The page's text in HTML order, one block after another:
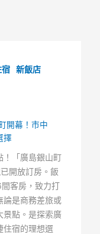
宿 新飯店
開幕！市中
擇
！「廣島銀山町
開放訂房。飯
客房，致力打
論是商務差旅或
景點。是探索廣
住宿的理想選